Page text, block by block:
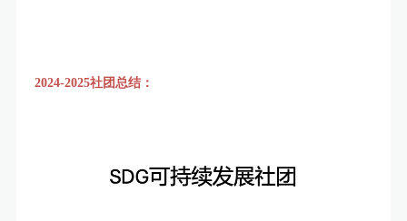
2024-2025社团总结：